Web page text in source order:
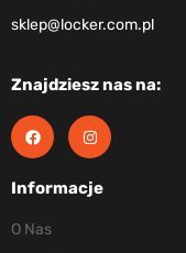
sklep@locker.com.pl
Znajdziesz nas na:
Informacje
O Nas